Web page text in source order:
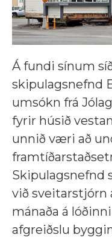
Á fundi sínum
skipulagsnefnd
umsókn frá
fyrir húsið
unnið væri að
Skipulagsnefnd
við sveitarstjórn
mánaða á
afgreiðslu